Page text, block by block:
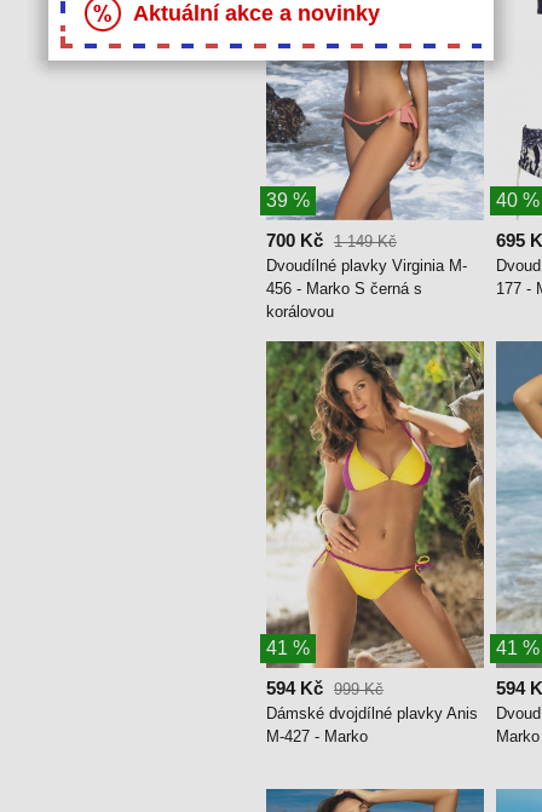
39 %
700 Kč 1 149 Kč
Dvoudílné plavky Virginia M-
456 - Marko S černá s
korálovou
40 %
695
177 -
41 %
594 Kč 999 Kč
Dámské dvojdílné plavky Anis
M-427 - Marko
41 %
594
Aktuální akce a novinky